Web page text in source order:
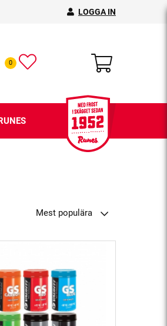
LOGGA IN
0
Mest populära